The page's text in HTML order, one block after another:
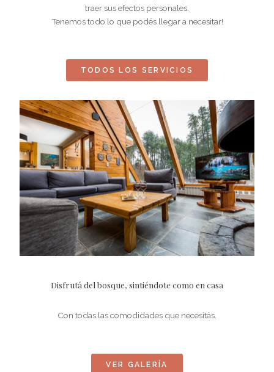
traer sus efectos personales.
Tenemos todo lo que podés llegar a necesitar!
TODOS LOS SERVICIOS
Disfrutá del bosque, sintiéndote como en casa
Con todas las comodidades que necesitás.
VER GALERÍA